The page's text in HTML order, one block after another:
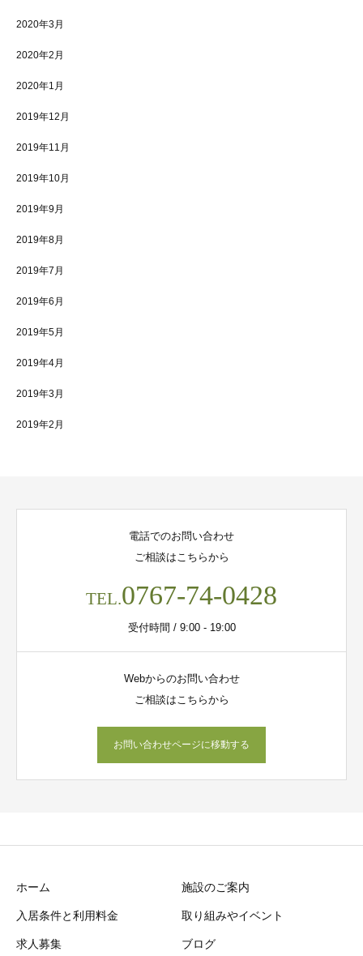
2020年3月
2020年2月
2020年1月
2019年12月
2019年11月
2019年10月
2019年9月
2019年8月
2019年7月
2019年6月
2019年5月
2019年4月
2019年3月
2019年2月
電話でのお問い合わせ
ご相談はこちらから
TEL.0767-74-0428
受付時間 / 9:00 - 19:00
Webからのお問い合わせ
ご相談はこちらから
お問い合わせページに移動する
ホーム 施設のご案内
入居条件と利用料金 取り組みやイベント
求人募集 ブログ